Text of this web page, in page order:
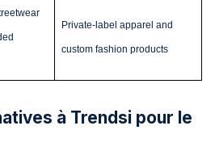
Private-label apparel and
custom fashion products
à Trendsi pour le